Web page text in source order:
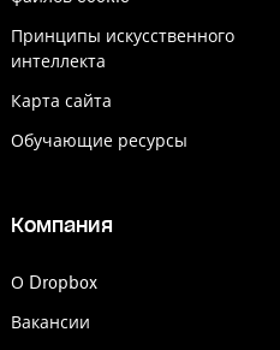
Принципы искусственного
интеллекта
Карта сайта
Обучающие ресурсы
Компания
О Dropbox
Вакансии